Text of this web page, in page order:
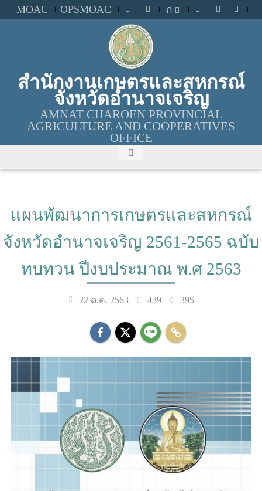
MOAC OPSMOAC ก
สำนักงานเกษตรและสหกรณ์
จังหวัดอำนาจเจริญ
AMNAT CHAROEN PROVINCIAL
AGRICULTURE AND COOPERATIVES
OFFICE
แผนพัฒนาการเกษตรและสหกรณ์
จังหวัดอำนาจเจริญ 2561-2565 ฉบับ
ทบทวน ปีงบประมาณ พ.ศ 2563
22 ต.ค. 2563 439 395